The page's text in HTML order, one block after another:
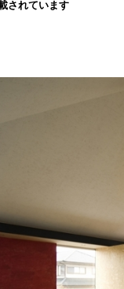
されています